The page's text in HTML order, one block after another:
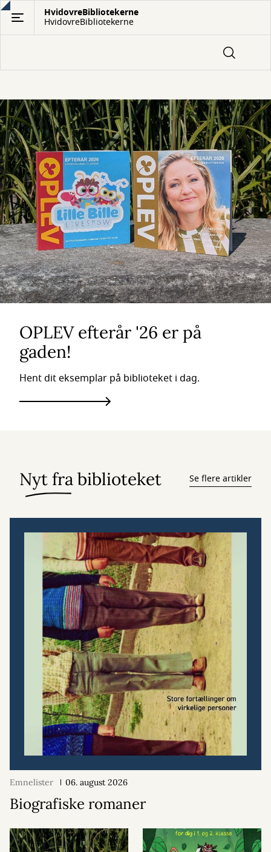
Gå
hovedindhold
HvidovreBibliotekerne
HvidovreBibliotekerne
Forside
OPLEV efterår '26 er på
gaden!
Hent dit eksemplar på biblioteket i dag.
Nyt fra biblioteket Se flere artikler
Emnelister 06. august 2026
Biografiske romaner